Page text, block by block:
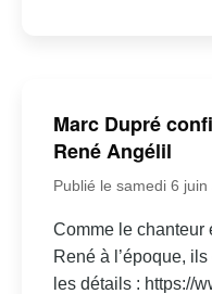
Marc Dupré
René Angélil
Publié le samedi 6
Comme le chanteur
René à l’époque,
les détails : https://